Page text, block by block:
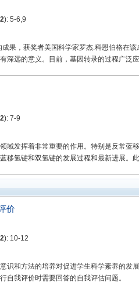
2): 5-6,9
果，获奖者美国科学家罗杰.科恩伯格在
深远的意义。目前，基因转录的过程广泛
2): 7-9
域发挥着非常重要的作用。特别是反常蓝
移氢键和双氢键的发展过程和最新进展。
价
2): 10-12
识和方法的培养对促进学生科学素养的发
自我评价时需要回答的自我评估问题。